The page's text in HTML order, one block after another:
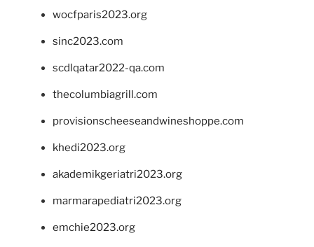
wocfparis2023.org
sinc2023.com
scdlqatar2022-qa.com
thecolumbiagrill.com
provisionscheeseandwineshoppe.com
khedi2023.org
akademikgeriatri2023.org
marmarapediatri2023.org
emchie2023.org